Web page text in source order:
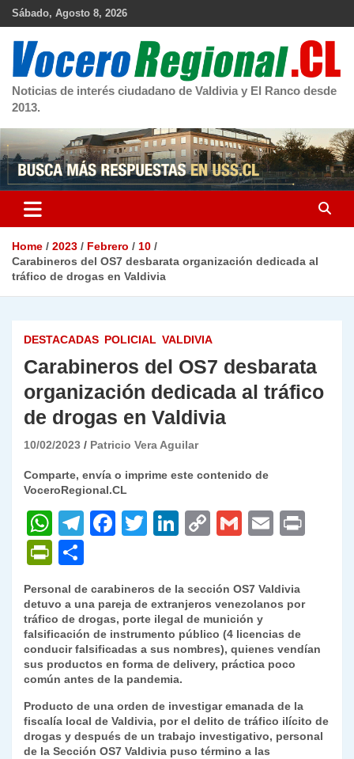
Skip
Sábado, Agosto 8, 2026
Noticias de interés ciudadano de Valdivia y El Ranco desde
2013.
Home 2023 Febrero
10
Carabineros del OS7 desbarata organización dedicada al
tráfico de drogas en Valdivia
DESTACADAS POLICIAL VALDIVIA
Carabineros del OS7 desbarata
organización dedicada al tráfico
de drogas en Valdivia
10/02/2023 Patricio Vera Aguilar
Comparte, envía o imprime este contenido de
VoceroRegional.CL
W
h
at
s
A
p
p
T
gr
a
m
F
e
b
o
o
k
T
er
Li
e
dI
n
C
y
Li
n
k
G
l
E
l
P
nt
Fr
ie
n
dl
y
m
p
ar
tir
Personal de carabineros de la sección OS7 Valdivia
detuvo a una pareja de extranjeros venezolanos por
tráfico de drogas, porte ilegal de munición y
falsificación de instrumento público (4 licencias de
conducir falsificadas a sus nombres), quienes vendían
sus productos en forma de delivery, práctica poco
común antes de la pandemia.
Producto de una orden de investigar emanada de la
fiscalía local de Valdivia, por el delito de tráfico ilícito de
drogas y después de un trabajo investigativo, personal
de la Sección OS7 Valdivia puso término a las